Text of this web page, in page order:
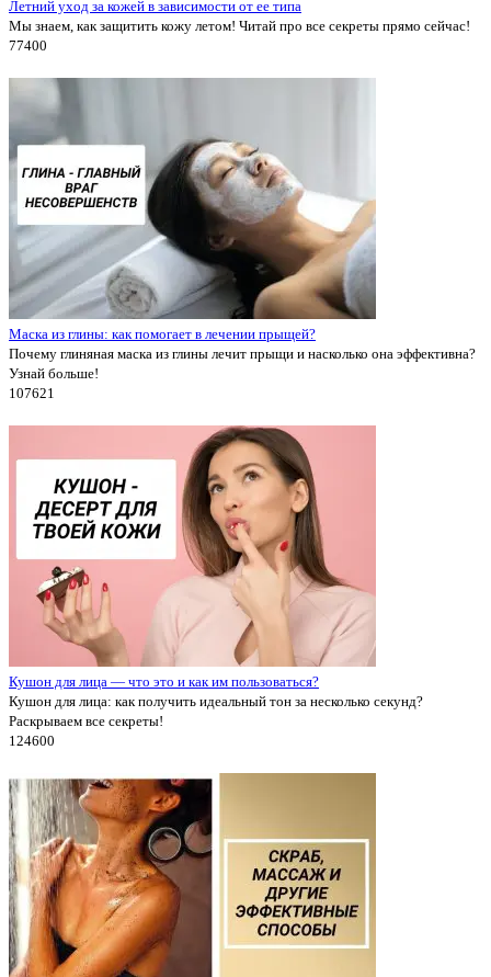
Летний уход за кожей в зависимости от ее типа
Мы знаем, как защитить кожу летом! Читай про все секреты прямо сейчас!
77400
Маска из глины: как помогает в лечении прыщей?
Почему глиняная маска из глины лечит прыщи и насколько она эффективна?
Узнай больше!
107621
Кушон для лица — что это и как им пользоваться?
Кушон для лица: как получить идеальный тон за несколько секунд?
Раскрываем все секреты!
124600